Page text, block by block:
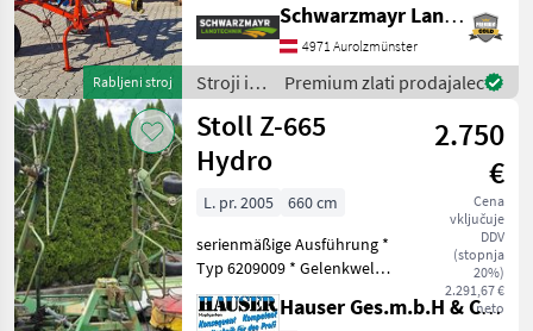
Rabljeni stroj
Arbeitsbreite 540 cm - mit 4
Kreiseln mit je 6
Doppelzinken - mit
hydraulischer Aushebung -
Schwarzmayr Landtechnik GmbH - Aurolzmünster
4971 Aurolzmünster
Stroji in
oprema
za žetev
in
spravilo
/ Fella
Premium zlati prodajalec
Stoll Z-665
Hydro
2.750
€
Cena
vključuje
DDV
(stopnja
20%)
2.291,67 €
neto
L. pr. 2005
660 cm
serienmäßige Ausführung *
Typ 6209009 * Gelenkwelle
* Oberlenkerbolzen *
Gewicht 730 kg *
Hauser Ges.m.b.H & Co.KG